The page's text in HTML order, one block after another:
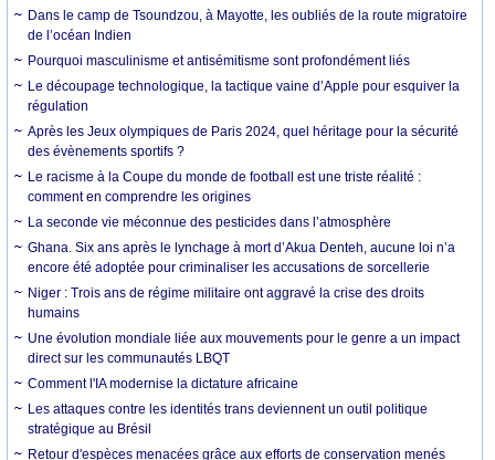
Dans le camp de Tsoundzou, à Mayotte, les oubliés de la route migratoire
de l’océan Indien
Pourquoi masculinisme et antisémitisme sont profondément liés
Le découpage technologique, la tactique vaine d’Apple pour esquiver la
régulation
Après les Jeux olympiques de Paris 2024, quel héritage pour la sécurité
des évènements sportifs ?
Le racisme à la Coupe du monde de football est une triste réalité :
comment en comprendre les origines
La seconde vie méconnue des pesticides dans l’atmosphère
Ghana. Six ans après le lynchage à mort d’Akua Denteh, aucune loi n’a
encore été adoptée pour criminaliser les accusations de sorcellerie
Niger : Trois ans de régime militaire ont aggravé la crise des droits
humains
Une évolution mondiale liée aux mouvements pour le genre a un impact
direct sur les communautés LBQT
Comment l'IA modernise la dictature africaine
Les attaques contre les identités trans deviennent un outil politique
stratégique au Brésil
Retour d'espèces menacées grâce aux efforts de conservation menés